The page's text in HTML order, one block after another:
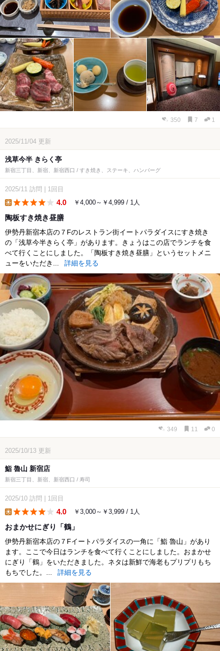
350 7 1
2025/11/04 更新
浅草今半 きらく亭
新宿三丁目、新宿、新宿西口 / すき焼き、ステーキ、ハンバーグ
2025/11 訪問 1回目
4.0 ￥4,000～￥4,999 / 1人
陶板すき焼き昼膳
伊勢丹新宿本店の７Fのレストラン街イートパラダイスにすき焼き
の「浅草今半きらく亭」があります。きょうはこの店でランチを食
べて行くことにしました。「陶板すき焼き昼膳」というセットメニ
ューをいただき...
詳細を見る
349 11 0
2025/10/13 更新
鮨 魯山 新宿店
新宿三丁目、新宿、新宿西口 / 寿司
2025/10 訪問 1回目
4.0 ￥3,000～￥3,999 / 1人
おまかせにぎり「鶴」
伊勢丹新宿本店の７Fイートパラダイスの一角に「鮨 魯山」があり
ます。ここで今日はランチを食べて行くことにしました。おまかせ
にぎり「鶴」をいただきました。ネタは新鮮で海老もプリプリもち
もちでした。...
詳細を見る